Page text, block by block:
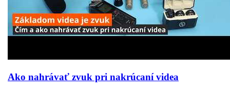
Ako nahrávať zvuk pri nakrúcaní videa